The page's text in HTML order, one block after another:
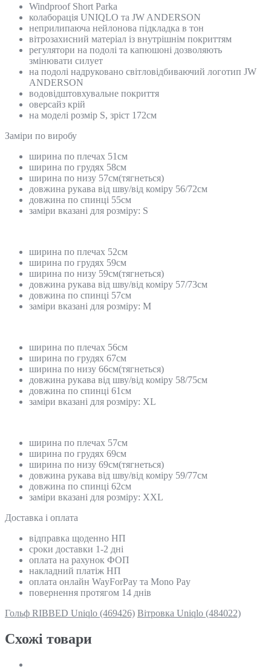
Windproof Short Parka
колаборація UNIQLO та JW ANDERSON
неприлипаюча нейлонова підкладка в тон
вітрозахисний матеріал із внутрішнім покриттям
регулятори на подолі та капюшоні дозволяють
змінювати силует
на подолі надруковано світловідбиваючий логотип JW
ANDERSON
водовідштовхувальне покриття
оверсайз крій
на моделі розмір S, зріст 172см
Замiри по виробу
ширина по плечах 51см
ширина по грудях 58см
ширина по низу 57см(тягнеться)
довжина рукава від шву/від коміру 56/72см
довжина по спинці 55см
заміри вказані для розміру: S
ширина по плечах 52см
ширина по грудях 59см
ширина по низу 59см(тягнеться)
довжина рукава від шву/від коміру 57/73см
довжина по спинці 57см
заміри вказані для розміру: M
ширина по плечах 56см
ширина по грудях 67см
ширина по низу 66см(тягнеться)
довжина рукава від шву/від коміру 58/75см
довжина по спинці 61см
заміри вказані для розміру: ХL
ширина по плечах 57см
ширина по грудях 69см
ширина по низу 69см(тягнеться)
довжина рукава від шву/від коміру 59/77см
довжина по спинці 62см
заміри вказані для розміру: ХXL
Доставка і оплата
відправка щоденно НП
сроки доставки 1-2 дні
оплата на рахунок ФОП
накладний платіж НП
оплата онлайн WayForPay та Mono Pay
повернення протягом 14 днів
Гольф RIBBED Uniqlo (469426) Вітровка Uniqlo (484022)
Схожi товари